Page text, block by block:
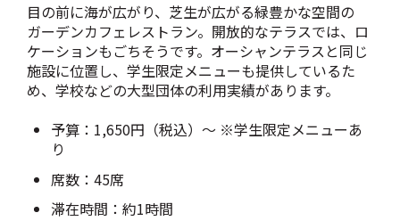
目の前に海が広がり、芝生が広がる緑豊かな空間の
ガーデンカフェレストラン。開放的なテラスでは、ロ
ケーションもごちそうです。オーシャンテラスと同じ
施設に位置し、学生限定メニューも提供しているた
め、学校などの大型団体の利用実績があります。
予算：1,650円（税込）～ ※学生限定メニューあ
り
席数：45席
滞在時間：約1時間